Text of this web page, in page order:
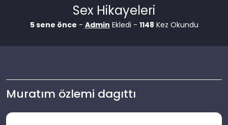
Sex Hikayeleri
5 sene önce - Admin Ekledi - 1148 Kez Okundu
Muratım özlemi dagıttı